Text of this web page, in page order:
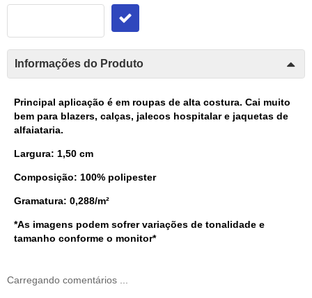
Informações do Produto
Principal aplicação é em roupas de alta costura. Cai muito
bem para blazers, calças, jalecos hospitalar e jaquetas de
alfaiataria.
Largura: 1,50 cm
Composição: 100% polipester
Gramatura: 0,288/m²
*As imagens podem sofrer variações de tonalidade e
tamanho conforme o monitor*
Carregando comentários ...